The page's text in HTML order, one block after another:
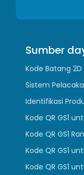
Sumber
Kode Batang 2D
Sistem
Identifikasi
Kode QR GS1
Kode QR GS1
Kode QR GS1
Kode QR GS1